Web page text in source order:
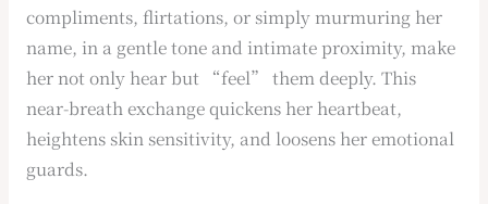
compliments, flirtations, or simply murmuring her
name, in a gentle tone and intimate proximity, make
her not only hear but “feel” them deeply. This
near-breath exchange quickens her heartbeat,
heightens skin sensitivity, and loosens her emotional
guards.